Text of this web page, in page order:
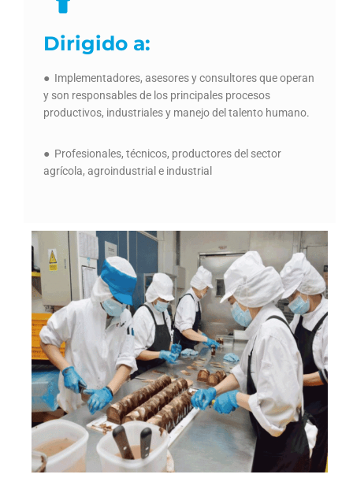
Dirigido a:
● Implementadores, asesores y consultores que operan
y son responsables de los principales procesos
productivos, industriales y manejo del talento humano.
● Profesionales, técnicos, productores del sector
agrícola, agroindustrial e industrial